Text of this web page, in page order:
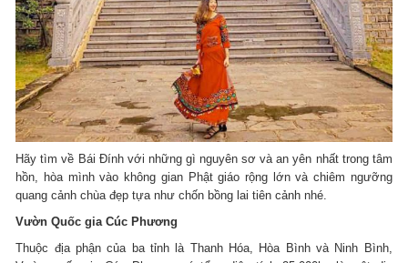
Hãy tìm về Bái Đính với những gì nguyên sơ và an yên nhất trong tâm
hồn, hòa mình vào không gian Phật giáo rộng lớn và chiêm ngưỡng
quang cảnh chùa đẹp tựa như chốn bồng lai tiên cảnh nhé.
Vườn Quốc gia Cúc Phương
Thuộc địa phận của ba tỉnh là Thanh Hóa, Hòa Bình và Ninh Bình,